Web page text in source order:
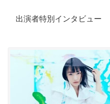
出演者特別インタビュー